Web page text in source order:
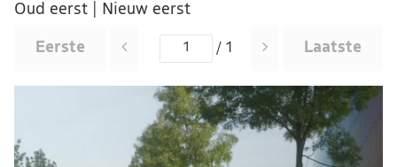
Oud eerst
Nieuw eerst
Eerste / 1 Laatste